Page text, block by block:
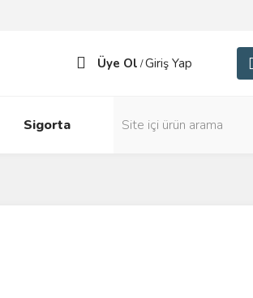
Üye Ol /Giriş Yap
Sigorta